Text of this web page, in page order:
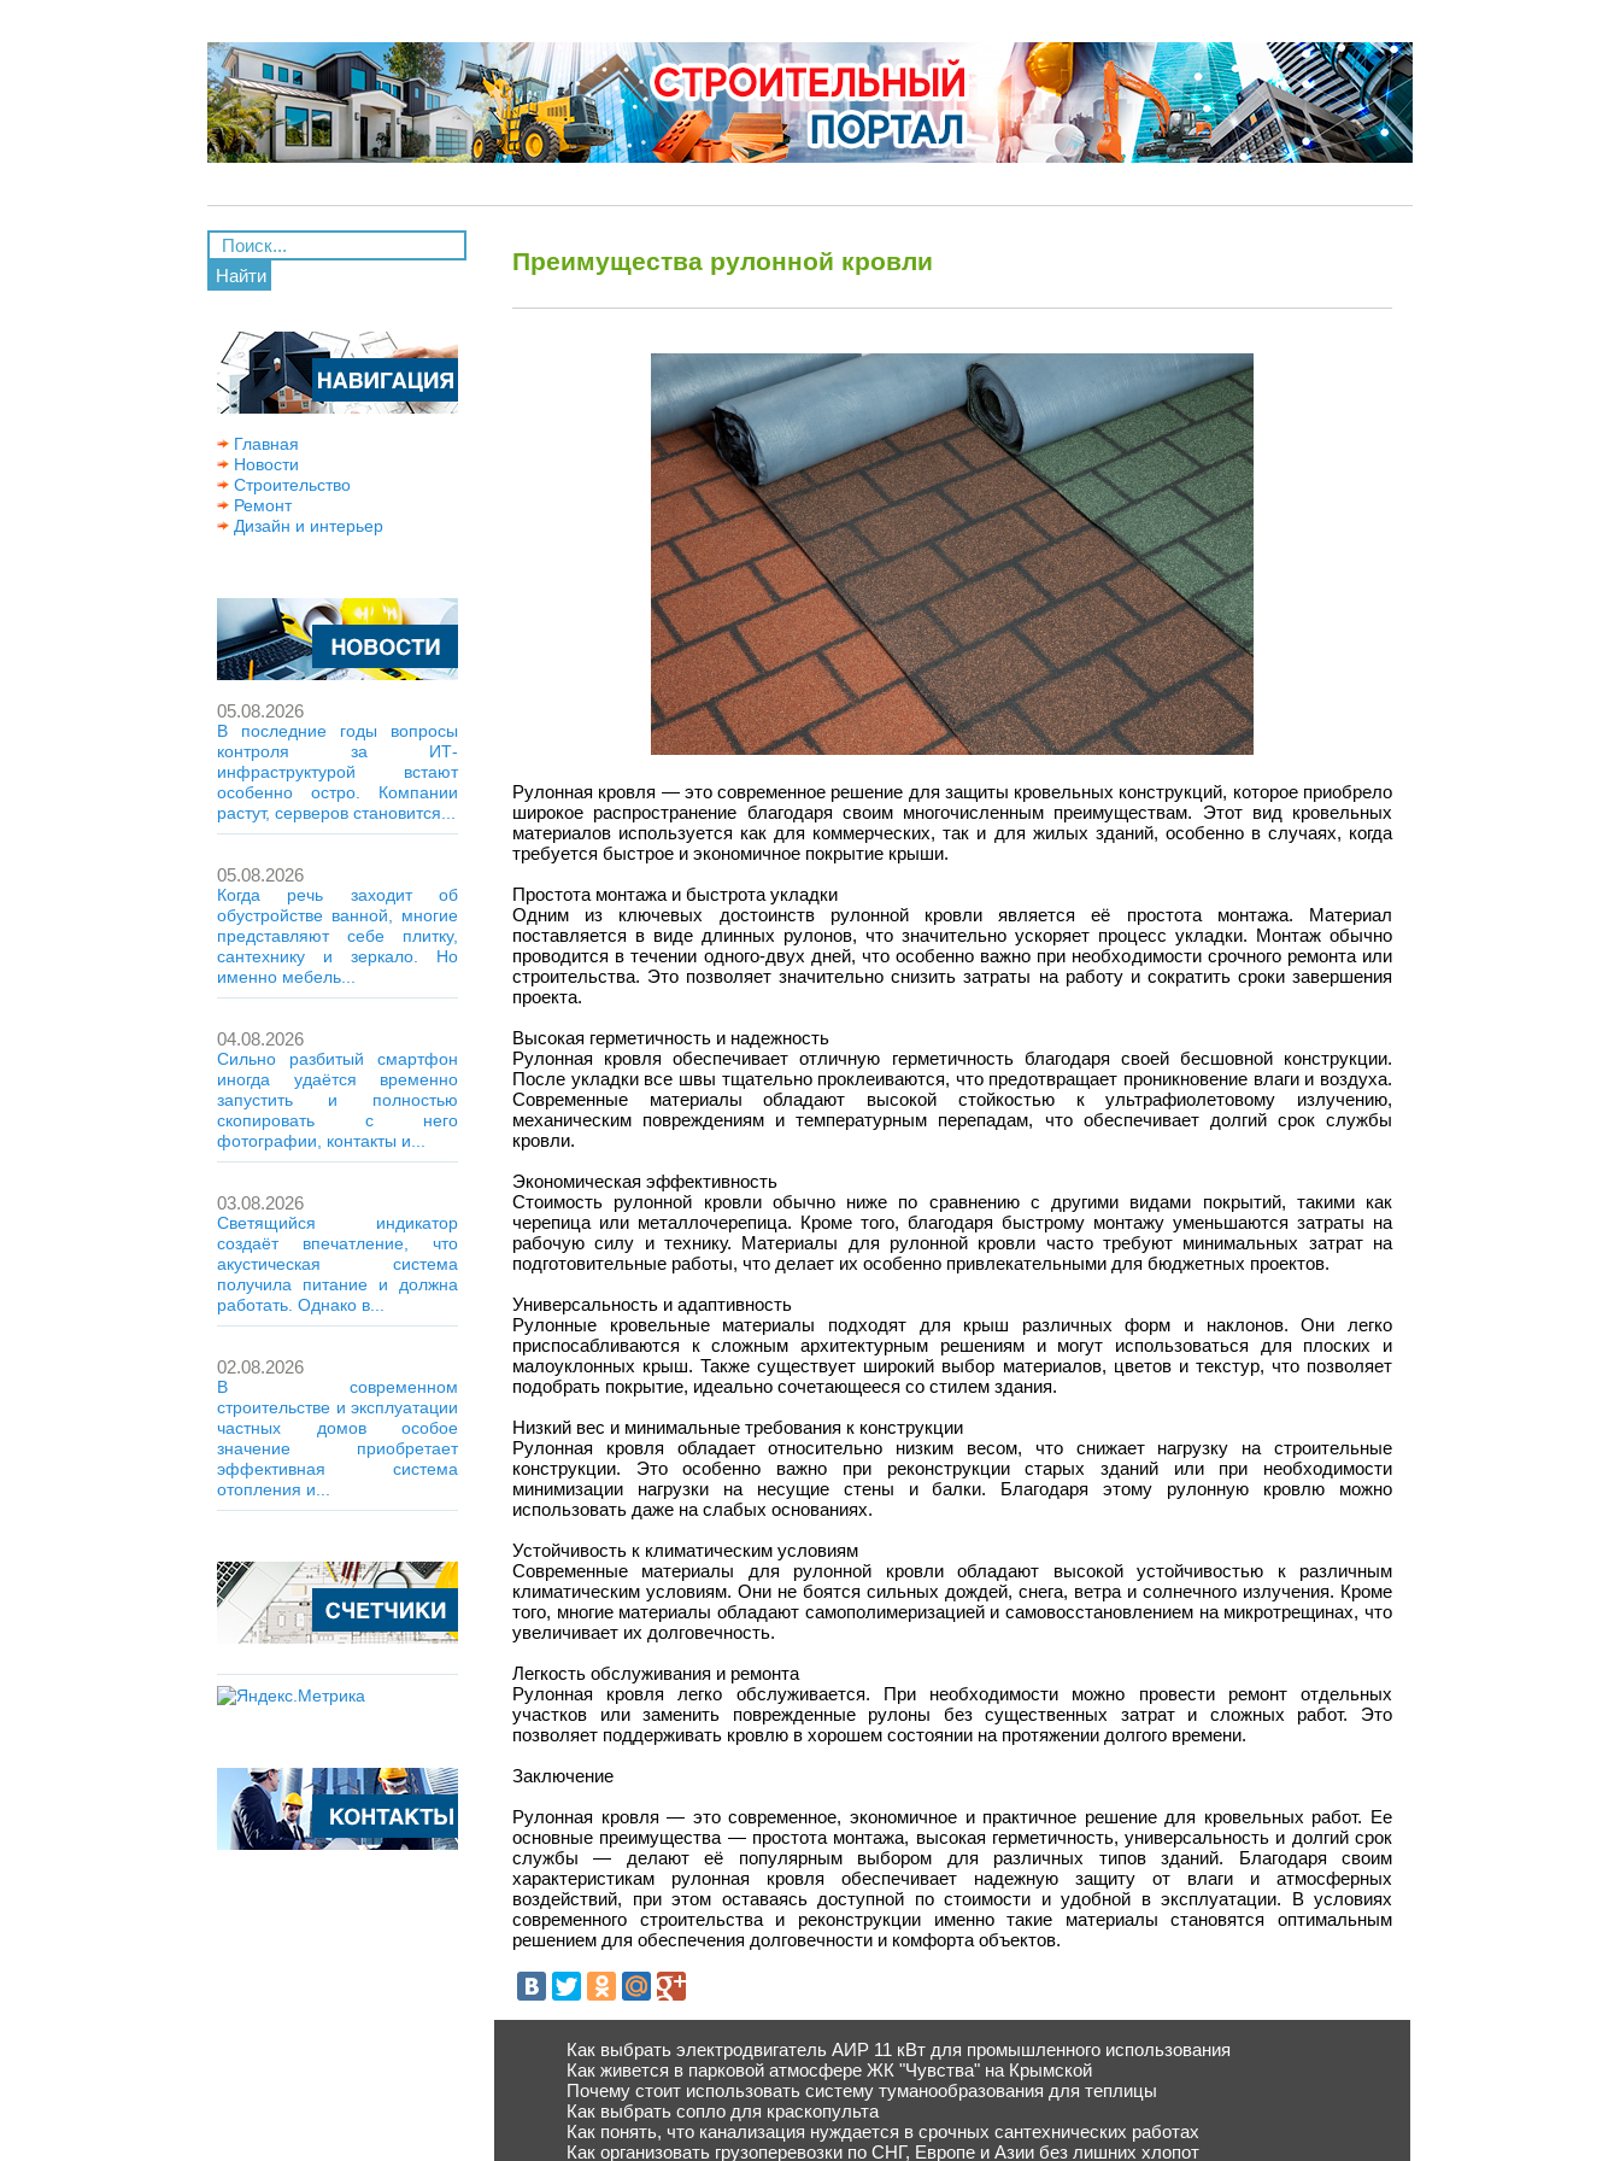
Найти
Главная
Новости
Строительство
Ремонт
Дизайн и интерьер
05.08.2026
В последние годы вопросы
контроля за ИТ-
инфраструктурой встают
особенно остро. Компании
растут, серверов становится...
05.08.2026
Когда речь заходит об
обустройстве ванной, многие
представляют себе плитку,
сантехнику и зеркало. Но
именно мебель...
04.08.2026
Сильно разбитый смартфон
иногда удаётся временно
запустить и полностью
скопировать с него
фотографии, контакты и...
03.08.2026
Светящийся индикатор
создаёт впечатление, что
акустическая система
получила питание и должна
работать. Однако в...
02.08.2026
В современном
строительстве и эксплуатации
частных домов особое
значение приобретает
эффективная система
отопления и...
Преимущества рулонной кровли
Рулонная кровля — это современное решение для защиты кровельных конструкций, которое приобрело
широкое распространение благодаря своим многочисленным преимуществам. Этот вид кровельных
материалов используется как для коммерческих, так и для жилых зданий, особенно в случаях, когда
требуется быстрое и экономичное покрытие крыши.
Простота монтажа и быстрота укладки
Одним из ключевых достоинств рулонной кровли является её простота монтажа. Материал
поставляется в виде длинных рулонов, что значительно ускоряет процесс укладки. Монтаж обычно
проводится в течении одного-двух дней, что особенно важно при необходимости срочного ремонта или
строительства. Это позволяет значительно снизить затраты на работу и сократить сроки завершения
проекта.
Высокая герметичность и надежность
Рулонная кровля обеспечивает отличную герметичность благодаря своей бесшовной конструкции.
После укладки все швы тщательно проклеиваются, что предотвращает проникновение влаги и воздуха.
Современные материалы обладают высокой стойкостью к ультрафиолетовому излучению,
механическим повреждениям и температурным перепадам, что обеспечивает долгий срок службы
кровли.
Экономическая эффективность
Стоимость рулонной кровли обычно ниже по сравнению с другими видами покрытий, такими как
черепица или металлочерепица. Кроме того, благодаря быстрому монтажу уменьшаются затраты на
рабочую силу и технику. Материалы для рулонной кровли часто требуют минимальных затрат на
подготовительные работы, что делает их особенно привлекательными для бюджетных проектов.
Универсальность и адаптивность
Рулонные кровельные материалы подходят для крыш различных форм и наклонов. Они легко
приспосабливаются к сложным архитектурным решениям и могут использоваться для плоских и
малоуклонных крыш. Также существует широкий выбор материалов, цветов и текстур, что позволяет
подобрать покрытие, идеально сочетающееся со стилем здания.
Низкий вес и минимальные требования к конструкции
Рулонная кровля обладает относительно низким весом, что снижает нагрузку на строительные
конструкции. Это особенно важно при реконструкции старых зданий или при необходимости
минимизации нагрузки на несущие стены и балки. Благодаря этому рулонную кровлю можно
использовать даже на слабых основаниях.
Устойчивость к климатическим условиям
Современные материалы для рулонной кровли обладают высокой устойчивостью к различным
климатическим условиям. Они не боятся сильных дождей, снега, ветра и солнечного излучения. Кроме
того, многие материалы обладают самополимеризацией и самовосстановлением на микротрещинах, что
увеличивает их долговечность.
Легкость обслуживания и ремонта
Рулонная кровля легко обслуживается. При необходимости можно провести ремонт отдельных
участков или заменить поврежденные рулоны без существенных затрат и сложных работ. Это
позволяет поддерживать кровлю в хорошем состоянии на протяжении долгого времени.
Заключение
Рулонная кровля — это современное, экономичное и практичное решение для кровельных работ. Ее
основные преимущества — простота монтажа, высокая герметичность, универсальность и долгий срок
службы — делают её популярным выбором для различных типов зданий. Благодаря своим
характеристикам рулонная кровля обеспечивает надежную защиту от влаги и атмосферных
воздействий, при этом оставаясь доступной по стоимости и удобной в эксплуатации. В условиях
современного строительства и реконструкции именно такие материалы становятся оптимальным
решением для обеспечения долговечности и комфорта объектов.
Как выбрать электродвигатель АИР 11 кВт для промышленного использования
Как живется в парковой атмосфере ЖК "Чувства" на Крымской
Почему стоит использовать систему туманообразования для теплицы
Как выбрать сопло для краскопульта
Как понять, что канализация нуждается в срочных сантехнических работах
Как организовать грузоперевозки по СНГ, Европе и Азии без лишних хлопот